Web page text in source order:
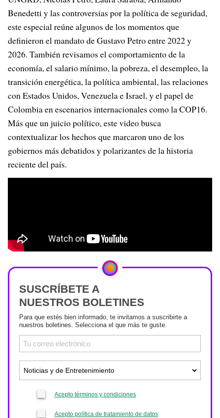
Benedetti y las controversias por la política de seguridad,
este especial reúne algunos de los momentos que
definieron el mandato de Gustavo Petro entre 2022 y
2026. También revisamos el comportamiento de la
economía, el salario mínimo, la pobreza, el desempleo, la
transición energética, la política ambiental, las relaciones
con Estados Unidos, Venezuela e Israel, y el papel de
Colombia en escenarios internacionales como la COP16.
Más que un juicio político, este video busca
contextualizar los hechos que marcaron uno de los
gobiernos más debatidos y polarizantes de la historia
reciente del país.
SUSCRÍBETE A
NUESTROS BOLETINES
Para que estés bien informado, te invitamos a suscribirte a
nuestros boletines. Selecciona el que más te guste.
Acepto términos y condiciones
Acepto política de tratamiento de datos